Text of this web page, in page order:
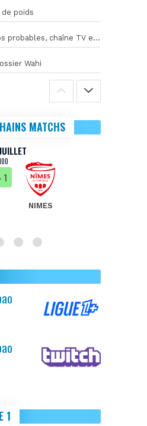
poids
OM-Athletic Bilbao : compos probables, chaîne TV et heure du match
Wahi
MATCHS
NIMES
1